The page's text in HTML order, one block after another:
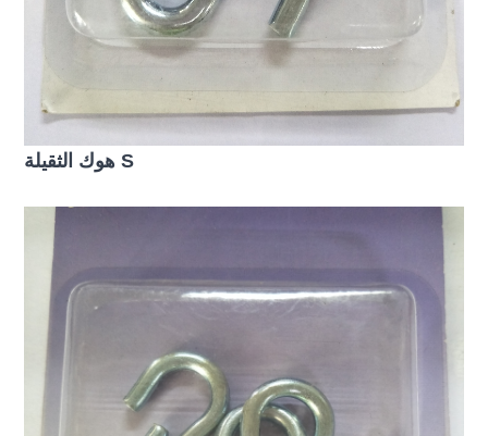
هوك الثقيلة S